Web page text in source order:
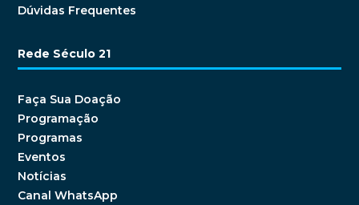
Dúvidas Frequentes
Rede Século 21
Faça Sua Doação
Programação
Programas
Eventos
Notícias
Canal WhatsApp